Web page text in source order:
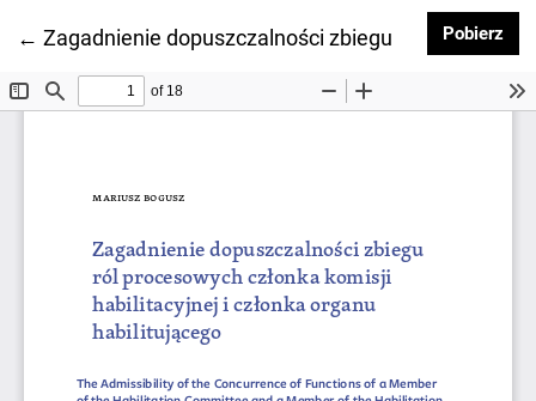
←Wróć do szczegółów artykułu
Zagadnienie dopuszczalności zbiegu ról Pobierz